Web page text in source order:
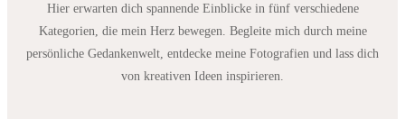
Hier erwarten dich spannende Einblicke in fünf verschiedene
Kategorien, die mein Herz bewegen. Begleite mich durch meine
persönliche Gedankenwelt, entdecke meine Fotografien und lass dich
von kreativen Ideen inspirieren.